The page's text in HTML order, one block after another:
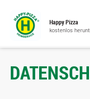
Happy Pizza
kostenlos